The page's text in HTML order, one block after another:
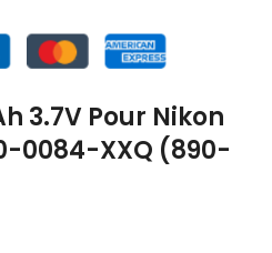
3.7V Pour Nikon
0084-XXQ (890-